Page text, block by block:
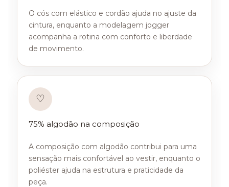
O cós com elástico e cordão ajuda no ajuste da
cintura, enquanto a modelagem jogger
acompanha a rotina com conforto e liberdade
de movimento.
♡
75% algodão na composição
A composição com algodão contribui para uma
sensação mais confortável ao vestir, enquanto o
poliéster ajuda na estrutura e praticidade da
peça.